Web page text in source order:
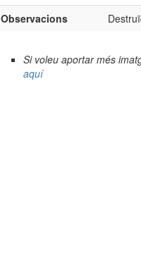
Observacions
Si voleu aportar més
aquí